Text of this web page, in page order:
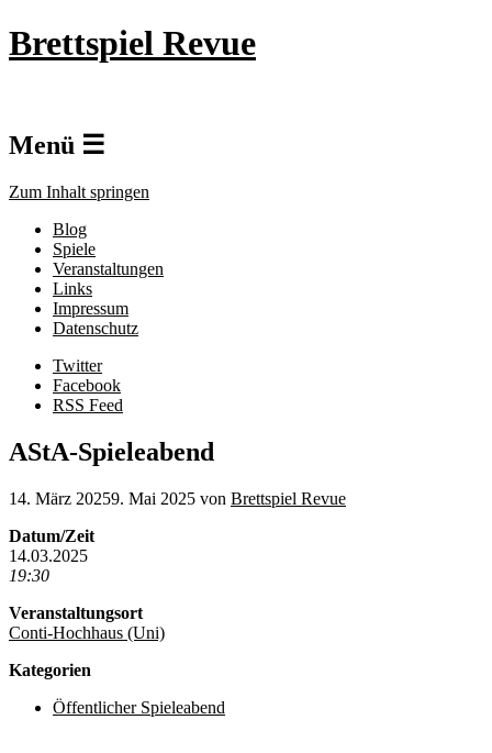
Brettspiel Revue
Menü ☰
Zum Inhalt springen
Blog
Spiele
Veranstaltungen
Links
Impressum
Datenschutz
Twitter
Facebook
RSS Feed
AStA-Spieleabend
14. März 20259. Mai 2025 von Brettspiel Revue
Datum/Zeit
14.03.2025
19:30
Veranstaltungsort
Conti-Hochhaus (Uni)
Kategorien
Öffentlicher Spieleabend